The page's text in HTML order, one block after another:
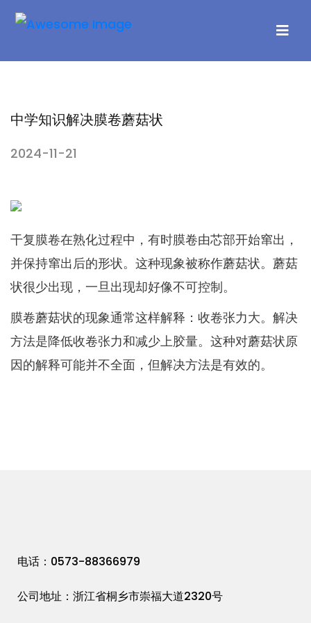
中学知识解决膜卷蘑菇状
2024-11-21
干复膜卷在熟化过程中，有时膜卷由芯部开始窜出，
并保持窜出后的形状。这种现象被称作蘑菇状。蘑菇
状很少出现，一旦出现却好像不可控制。
膜卷蘑菇状的现象通常这样解释：收卷张力大。解决
方法是降低收卷张力和减少上胶量。这种对蘑菇状原
因的解释可能并不全面，但解决方法是有效的。
电话：0573-88366979
公司地址：浙江省桐乡市崇福大道2320号